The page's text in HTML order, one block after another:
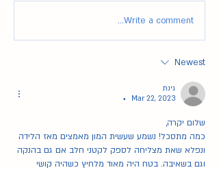
Write a comment...
Newest
גינת
Mar 22, 2023
•
שלום יקרה,